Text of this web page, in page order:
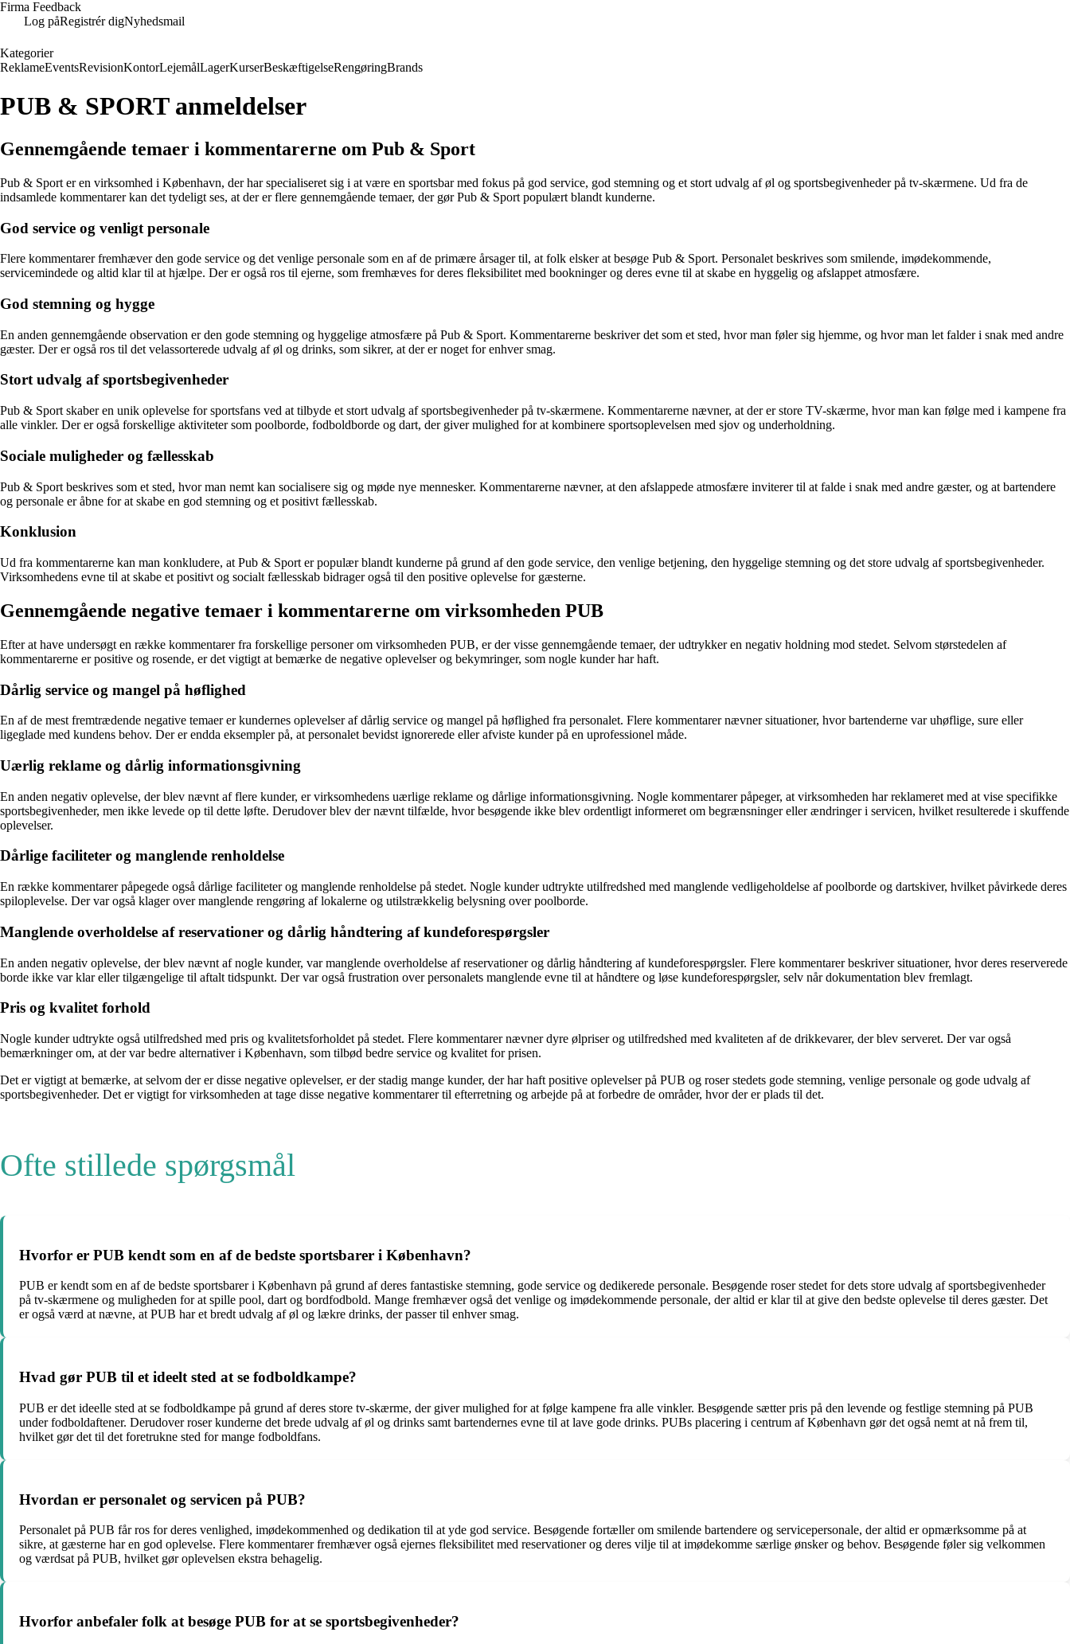
Firma Feedback
Log påRegistrér digNyhedsmail
Kategorier
ReklameEventsRevisionKontorLejemålLagerKurserBeskæftigelseRengøringBrands
PUB & SPORT anmeldelser
Gennemgående temaer i kommentarerne om Pub & Sport
Pub & Sport er en virksomhed i København, der har specialiseret sig i at være en sportsbar med fokus på god service, god stemning og et stort udvalg af øl og sportsbegivenheder på tv-skærmene. Ud fra de
indsamlede kommentarer kan det tydeligt ses, at der er flere gennemgående temaer, der gør Pub & Sport populært blandt kunderne.
God service og venligt personale
Flere kommentarer fremhæver den gode service og det venlige personale som en af de primære årsager til, at folk elsker at besøge Pub & Sport. Personalet beskrives som smilende, imødekommende,
servicemindede og altid klar til at hjælpe. Der er også ros til ejerne, som fremhæves for deres fleksibilitet med bookninger og deres evne til at skabe en hyggelig og afslappet atmosfære.
God stemning og hygge
En anden gennemgående observation er den gode stemning og hyggelige atmosfære på Pub & Sport. Kommentarerne beskriver det som et sted, hvor man føler sig hjemme, og hvor man let falder i snak med andre
gæster. Der er også ros til det velassorterede udvalg af øl og drinks, som sikrer, at der er noget for enhver smag.
Stort udvalg af sportsbegivenheder
Pub & Sport skaber en unik oplevelse for sportsfans ved at tilbyde et stort udvalg af sportsbegivenheder på tv-skærmene. Kommentarerne nævner, at der er store TV-skærme, hvor man kan følge med i kampene fra
alle vinkler. Der er også forskellige aktiviteter som poolborde, fodboldborde og dart, der giver mulighed for at kombinere sportsoplevelsen med sjov og underholdning.
Sociale muligheder og fællesskab
Pub & Sport beskrives som et sted, hvor man nemt kan socialisere sig og møde nye mennesker. Kommentarerne nævner, at den afslappede atmosfære inviterer til at falde i snak med andre gæster, og at bartendere
og personale er åbne for at skabe en god stemning og et positivt fællesskab.
Konklusion
Ud fra kommentarerne kan man konkludere, at Pub & Sport er populær blandt kunderne på grund af den gode service, den venlige betjening, den hyggelige stemning og det store udvalg af sportsbegivenheder.
Virksomhedens evne til at skabe et positivt og socialt fællesskab bidrager også til den positive oplevelse for gæsterne.
Gennemgående negative temaer i kommentarerne om virksomheden PUB
Efter at have undersøgt en række kommentarer fra forskellige personer om virksomheden PUB, er der visse gennemgående temaer, der udtrykker en negativ holdning mod stedet. Selvom størstedelen af
kommentarerne er positive og rosende, er det vigtigt at bemærke de negative oplevelser og bekymringer, som nogle kunder har haft.
Dårlig service og mangel på høflighed
En af de mest fremtrædende negative temaer er kundernes oplevelser af dårlig service og mangel på høflighed fra personalet. Flere kommentarer nævner situationer, hvor bartenderne var uhøflige, sure eller
ligeglade med kundens behov. Der er endda eksempler på, at personalet bevidst ignorerede eller afviste kunder på en uprofessionel måde.
Uærlig reklame og dårlig informationsgivning
En anden negativ oplevelse, der blev nævnt af flere kunder, er virksomhedens uærlige reklame og dårlige informationsgivning. Nogle kommentarer påpeger, at virksomheden har reklameret med at vise specifikke
sportsbegivenheder, men ikke levede op til dette løfte. Derudover blev der nævnt tilfælde, hvor besøgende ikke blev ordentligt informeret om begrænsninger eller ændringer i servicen, hvilket resulterede i skuffende
oplevelser.
Dårlige faciliteter og manglende renholdelse
En række kommentarer påpegede også dårlige faciliteter og manglende renholdelse på stedet. Nogle kunder udtrykte utilfredshed med manglende vedligeholdelse af poolborde og dartskiver, hvilket påvirkede deres
spiloplevelse. Der var også klager over manglende rengøring af lokalerne og utilstrækkelig belysning over poolborde.
Manglende overholdelse af reservationer og dårlig håndtering af kundeforespørgsler
En anden negativ oplevelse, der blev nævnt af nogle kunder, var manglende overholdelse af reservationer og dårlig håndtering af kundeforespørgsler. Flere kommentarer beskriver situationer, hvor deres reserverede
borde ikke var klar eller tilgængelige til aftalt tidspunkt. Der var også frustration over personalets manglende evne til at håndtere og løse kundeforespørgsler, selv når dokumentation blev fremlagt.
Pris og kvalitet forhold
Nogle kunder udtrykte også utilfredshed med pris og kvalitetsforholdet på stedet. Flere kommentarer nævner dyre ølpriser og utilfredshed med kvaliteten af de drikkevarer, der blev serveret. Der var også
bemærkninger om, at der var bedre alternativer i København, som tilbød bedre service og kvalitet for prisen.
Det er vigtigt at bemærke, at selvom der er disse negative oplevelser, er der stadig mange kunder, der har haft positive oplevelser på PUB og roser stedets gode stemning, venlige personale og gode udvalg af
sportsbegivenheder. Det er vigtigt for virksomheden at tage disse negative kommentarer til efterretning og arbejde på at forbedre de områder, hvor der er plads til det.
Ofte stillede spørgsmål
Hvorfor er PUB kendt som en af de bedste sportsbarer i København?
PUB er kendt som en af de bedste sportsbarer i København på grund af deres fantastiske stemning, gode service og dedikerede personale. Besøgende roser stedet for dets store udvalg af sportsbegivenheder
på tv-skærmene og muligheden for at spille pool, dart og bordfodbold. Mange fremhæver også det venlige og imødekommende personale, der altid er klar til at give den bedste oplevelse til deres gæster. Det
er også værd at nævne, at PUB har et bredt udvalg af øl og lækre drinks, der passer til enhver smag.
Hvad gør PUB til et ideelt sted at se fodboldkampe?
PUB er det ideelle sted at se fodboldkampe på grund af deres store tv-skærme, der giver mulighed for at følge kampene fra alle vinkler. Besøgende sætter pris på den levende og festlige stemning på PUB
under fodboldaftener. Derudover roser kunderne det brede udvalg af øl og drinks samt bartendernes evne til at lave gode drinks. PUBs placering i centrum af København gør det også nemt at nå frem til,
hvilket gør det til det foretrukne sted for mange fodboldfans.
Hvordan er personalet og servicen på PUB?
Personalet på PUB får ros for deres venlighed, imødekommenhed og dedikation til at yde god service. Besøgende fortæller om smilende bartendere og servicepersonale, der altid er opmærksomme på at
sikre, at gæsterne har en god oplevelse. Flere kommentarer fremhæver også ejernes fleksibilitet med reservationer og deres vilje til at imødekomme særlige ønsker og behov. Besøgende føler sig velkommen
og værdsat på PUB, hvilket gør oplevelsen ekstra behagelig.
Hvorfor anbefaler folk at besøge PUB for at se sportsbegivenheder?